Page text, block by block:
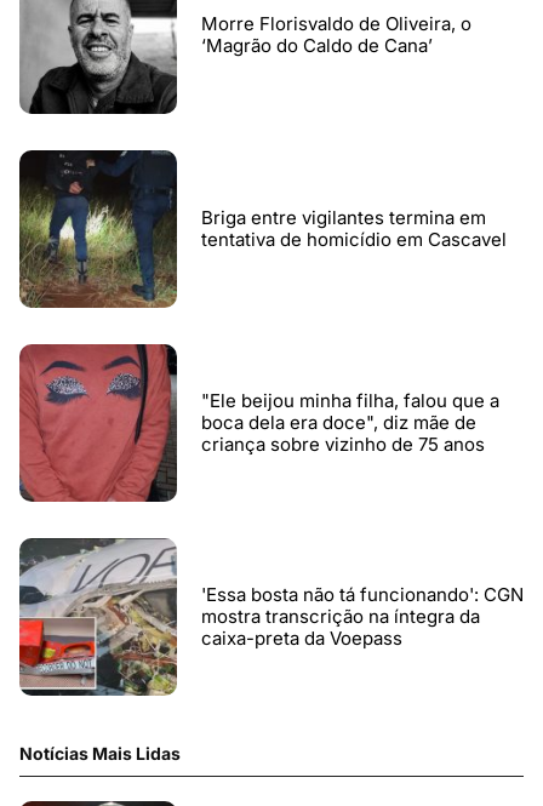
Morre Florisvaldo de Oliveira, o
‘Magrão do Caldo de Cana’
Briga entre vigilantes termina em
tentativa de homicídio em Cascavel
"Ele beijou minha filha, falou que a
boca dela era doce", diz mãe de
criança sobre vizinho de 75 anos
'Essa bosta não tá funcionando': CGN
mostra transcrição na íntegra da
caixa-preta da Voepass
Notícias Mais Lidas